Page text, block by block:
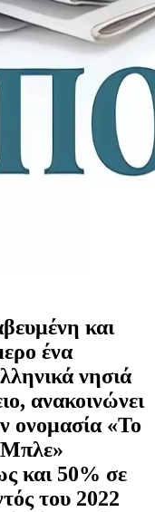
και
ένα
νησιά
ανακοινώνει
ονομασία «To
Μπλε»
και 50% σε
του 2022